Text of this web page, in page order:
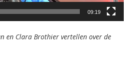
09:19
en Clara Brothier vertellen over de